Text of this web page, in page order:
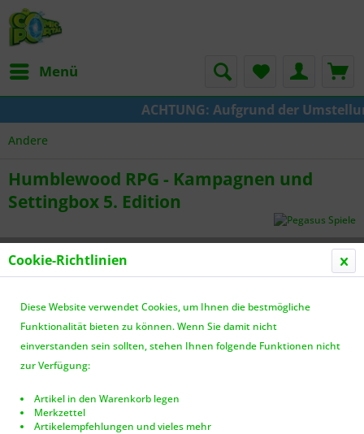
Menü
ACHTUNG: Aufgrund der
Andere
Humblewood RPG - Kampagnen und
Settingbox 5. Edition
Cookie-Richtlinien
Diese Website verwendet Cookies, um Ihnen die bestmögliche
Funktionalität bieten zu können. Wenn Sie damit nicht
einverstanden sein sollten, stehen Ihnen folgende Funktionen nicht
zur Verfügung:
Artikel in den Warenkorb legen
Merkzettel
Artikelempfehlungen und vieles mehr